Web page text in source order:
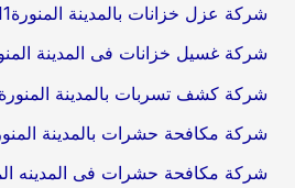
شركة عزل خزانات بالمدينة المنورة0544401211
شركة غسيل خزانات فى المدينة
شركة كشف تسربات بالمدينة المنورة
شركة مكافحة حشرات بالمدينة
شركة مكافحة حشرات فى المدينه